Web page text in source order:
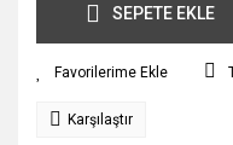
SEPETE EKLE
Karşılaştır